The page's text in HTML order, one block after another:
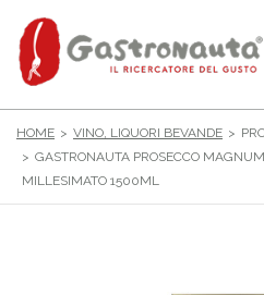
HOME VINO, LIQUORI BEVANDE
GASTRONAUTA PROSECCO
MILLESIMATO 1500ML